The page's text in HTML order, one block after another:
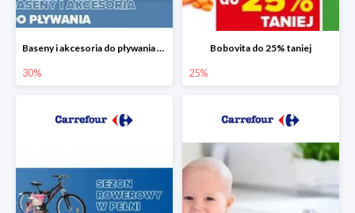
Baseny i akcesoria do pływania do -30%
30%
Bobovita do 25% taniej
25%